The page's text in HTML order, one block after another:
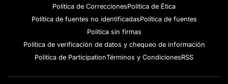
Política de CorreccionesPolitica de Ética
Política de fuentes no identificadasPolítica de fuentes
Política sin firmas
Política de verificación de datos y chequeo de información
Politica de ParticipationTérminos y CondicionesRSS